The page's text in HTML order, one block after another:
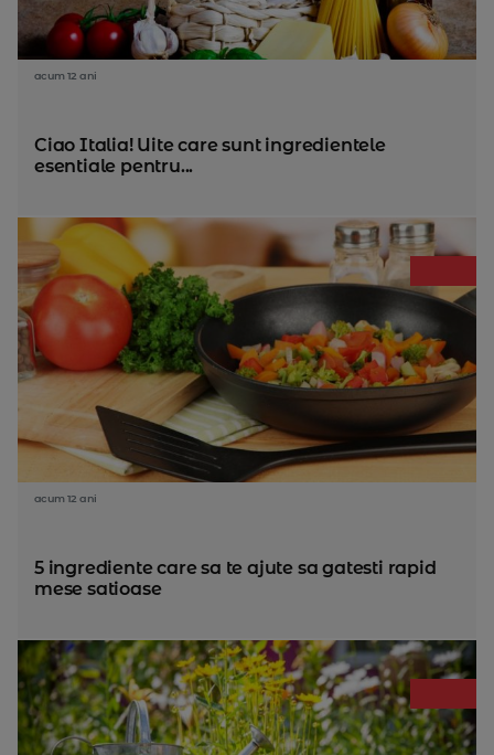
acum 12 ani
Ciao Italia! Uite care sunt ingredientele
esentiale pentru...
acum 12 ani
5 ingrediente care sa te ajute sa gatesti rapid
mese satioase